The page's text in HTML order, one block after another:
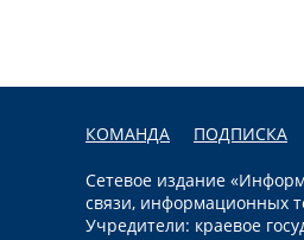
КОМАНДА ПОДПИСКА
Сетевое издание
связи, информационных
Учредители: краевое